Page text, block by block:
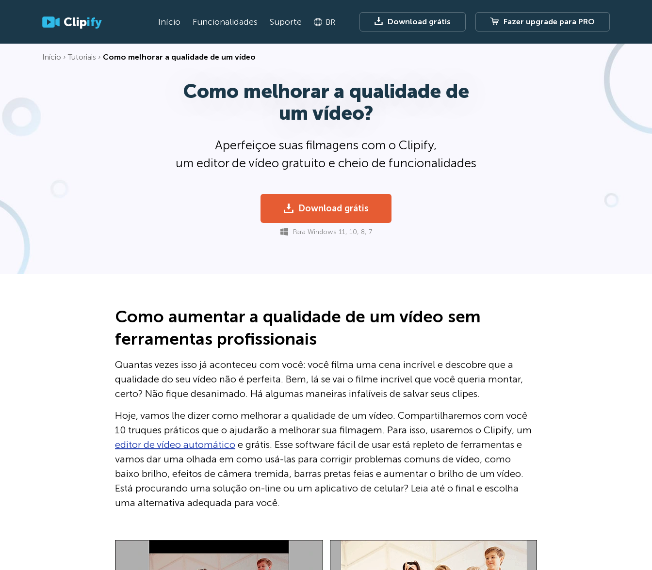
Clipify Início Funcionalidades Suporte BR Download grátis Fazer upgrade para PRO
Início Tutoriais Como melhorar a qualidade de um vídeo
Como melhorar a qualidade de
um vídeo?
Aperfeiçoe suas filmagens com o Clipify,
um editor de vídeo gratuito e cheio de funcionalidades
Download grátis
Para Windows 11, 10, 8, 7
Como aumentar a qualidade de um vídeo sem
ferramentas profissionais
Quantas vezes isso já aconteceu com você: você filma uma cena incrível e descobre que a
qualidade do seu vídeo não é perfeita. Bem, lá se vai o filme incrível que você queria montar,
certo? Não fique desanimado. Há algumas maneiras infalíveis de salvar seus clipes.
Hoje, vamos lhe dizer como melhorar a qualidade de um vídeo. Compartilharemos com você
10 truques práticos que o ajudarão a melhorar sua filmagem. Para isso, usaremos o Clipify, um
editor de vídeo automático e grátis. Esse software fácil de usar está repleto de ferramentas e
vamos dar uma olhada em como usá-las para corrigir problemas comuns de vídeo, como
baixo brilho, efeitos de câmera tremida, barras pretas feias e aumentar o brilho de um vídeo.
Está procurando uma solução on-line ou um aplicativo de celular? Leia até o final e escolha
uma alternativa adequada para você.